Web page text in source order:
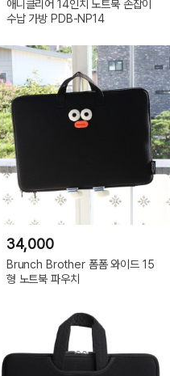
애니클리어 14인치 노트북 손잡이
수납 가방 PDB-NP14
34,000
Brunch Brother 폼폼 와이드 15
형 노트북 파우치